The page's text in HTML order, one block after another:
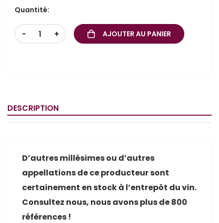
Quantité:
- + AJOUTER AU PANIER
DESCRIPTION
D’autres millésimes ou d’autres
appellations de ce producteur sont
certainement en stock à l’entrepôt du vin.
Consultez nous, nous avons plus de 800
références !